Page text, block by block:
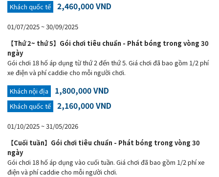
Khách quốc tế 2,460,000 VND
01/07/2025 ~ 30/09/2025
【Thứ 2~ thứ 5】Gói chơi tiêu chuẩn - Phát bóng trong vòng 30
ngày
Gói chơi 18 hố áp dụng từ thứ 2 đến thứ 5. Giá chơi đã bao gồm 1/2 phí
xe điện và phí caddie cho mỗi người chơi.
Khách nội địa
1,800,000 VND
Khách quốc tế 2,160,000 VND
01/10/2025 ~ 31/05/2026
【Cuối tuần】Gói chơi tiêu chuẩn - Phát bóng trong vòng 30
ngày
Gói chơi 18 hố áp dụng vào cuối tuần. Giá chơi đã bao gồm 1/2 phí xe
điện và phí caddie cho mỗi người chơi.